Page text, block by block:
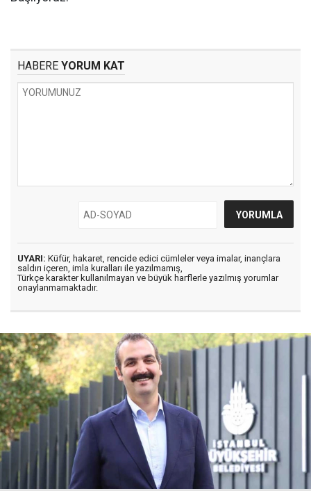
HABERE YORUM KAT
UYARI: Küfür, hakaret, rencide edici cümleler veya imalar, inançlara
saldırı içeren, imla kuralları ile yazılmamış,
Türkçe karakter kullanılmayan ve büyük harflerle yazılmış yorumlar
onaylanmamaktadır.